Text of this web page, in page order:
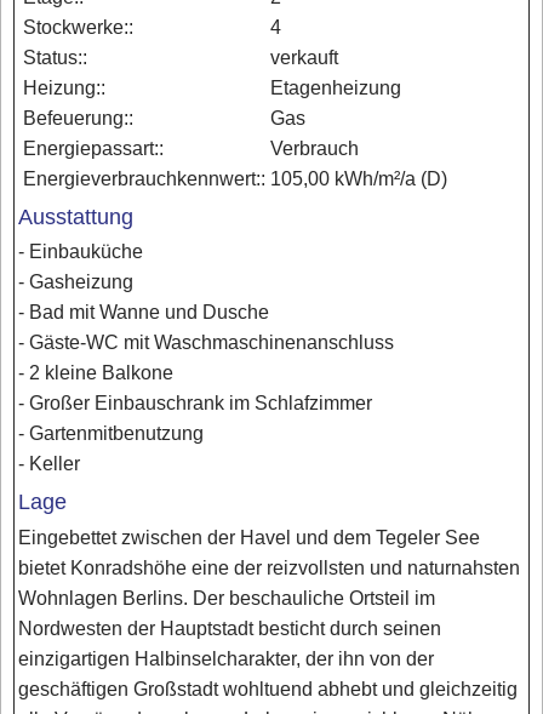
Stockwerke::
4
Status::
verkauft
Heizung::
Etagenheizung
Befeuerung::
Gas
Energiepassart::
Verbrauch
Energieverbrauchkennwert:: 105,00 kWh/m²/a (D)
Ausstattung
- Einbauküche
- Gasheizung
- Bad mit Wanne und Dusche
- Gäste-WC mit Waschmaschinenanschluss
- 2 kleine Balkone
- Großer Einbauschrank im Schlafzimmer
- Gartenmitbenutzung
- Keller
Lage
Eingebettet zwischen der Havel und dem Tegeler See
bietet Konradshöhe eine der reizvollsten und naturnahsten
Wohnlagen Berlins. Der beschauliche Ortsteil im
Nordwesten der Hauptstadt besticht durch seinen
einzigartigen Halbinselcharakter, der ihn von der
geschäftigen Großstadt wohltuend abhebt und gleichzeitig